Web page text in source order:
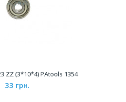
ZZ (3*10*4) PAtools 1354
33 грн.